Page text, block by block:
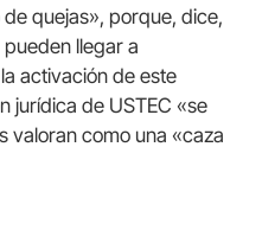
quejas», porque, dice,
pueden llegar a
activación de este
jurídica de USTEC «se
valoran como una «caza